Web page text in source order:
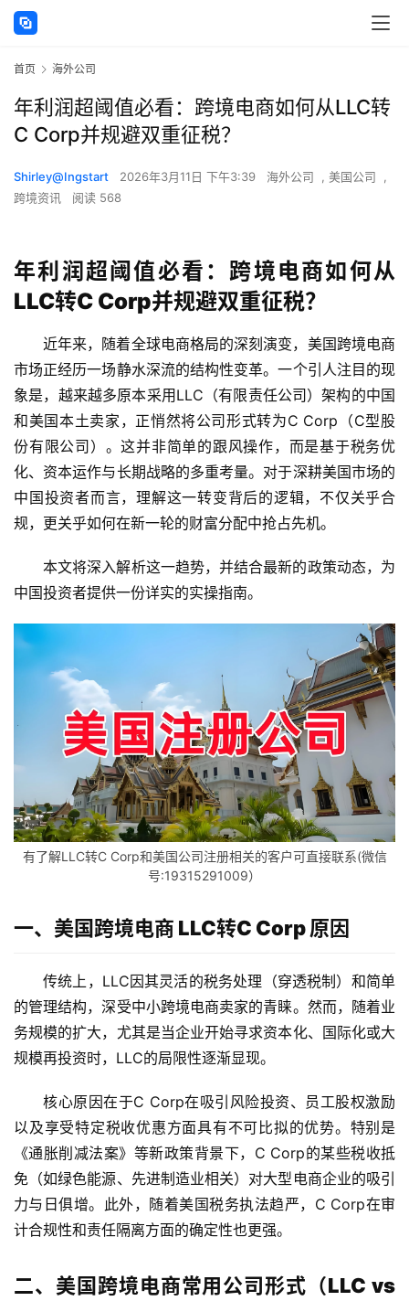
首页 海外公司
年利润超阈值必看：跨境电商如何从LLC转
C Corp并规避双重征税？
Shirley@Ingstart 2026年3月11日 下午3:39 海外公司 , 美国公司
,
跨境资讯
阅读 568
年利润超阈值必看：跨境电商如何从
LLC转C Corp并规避双重征税？
近年来，随着全球电商格局的深刻演变，美国跨境电商
市场正经历一场静水深流的结构性变革。一个引人注目的现
象是，越来越多原本采用LLC（有限责任公司）架构的中国
和美国本土卖家，正悄然将公司形式转为C Corp（C型股
份有限公司）。这并非简单的跟风操作，而是基于税务优
化、资本运作与长期战略的多重考量。对于深耕美国市场的
中国投资者而言，理解这一转变背后的逻辑，不仅关乎合
规，更关乎如何在新一轮的财富分配中抢占先机。
本文将深入解析这一趋势，并结合最新的政策动态，为
中国投资者提供一份详实的实操指南。
有了解LLC转C Corp和美国公司注册相关的客户可直接联系(微信
号:19315291009）
一、美国跨境电商 LLC转C Corp 原因
传统上，LLC因其灵活的税务处理（穿透税制）和简单
的管理结构，深受中小跨境电商卖家的青睐。然而，随着业
务规模的扩大，尤其是当企业开始寻求资本化、国际化或大
规模再投资时，LLC的局限性逐渐显现。
核心原因在于C Corp在吸引风险投资、员工股权激励
以及享受特定税收优惠方面具有不可比拟的优势。特别是
《通胀削减法案》等新政策背景下，C Corp的某些税收抵
免（如绿色能源、先进制造业相关）对大型电商企业的吸引
力与日俱增。此外，随着美国税务执法趋严，C Corp在审
计合规性和责任隔离方面的确定性也更强。
二、美国跨境电商常用公司形式（LLC vs